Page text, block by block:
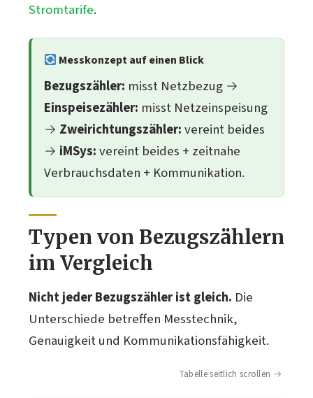
Stromtarife.
Messkonzept auf einen Blick
Bezugszähler: misst Netzbezug →
Einspeisezähler: misst Netzeinspeisung
→ Zweirichtungszähler:vereint beides
→ iMSys:vereint beides + zeitnahe
Verbrauchsdaten + Kommunikation.
Typen von Bezugszählern
im Vergleich
Nicht jeder Bezugszähler ist gleich. Die
Unterschiede betreffen Messtechnik,
Genauigkeit und Kommunikationsfähigkeit.
Tabelle seitlich scrollen